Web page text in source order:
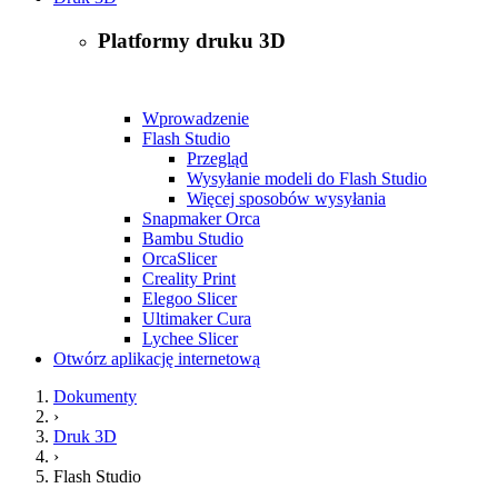
Platformy druku 3D
Wprowadzenie
Flash Studio
Przegląd
Wysyłanie modeli do Flash Studio
Więcej sposobów wysyłania
Snapmaker Orca
Bambu Studio
OrcaSlicer
Creality Print
Elegoo Slicer
Ultimaker Cura
Lychee Slicer
Otwórz aplikację internetową
Dokumenty
›
Druk 3D
›
Flash Studio